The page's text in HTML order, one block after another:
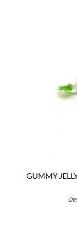
GUMMY